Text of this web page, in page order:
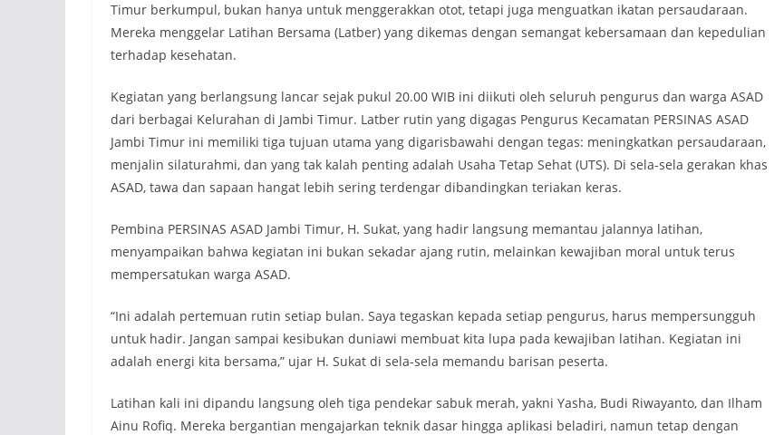
Timur berkumpul, bukan hanya untuk menggerakkan otot, tetapi juga menguatkan ikatan persaudaraan.
Mereka menggelar Latihan Bersama (Latber) yang dikemas dengan semangat kebersamaan dan kepedulian
terhadap kesehatan.
Kegiatan yang berlangsung lancar sejak pukul 20.00 WIB ini diikuti oleh seluruh pengurus dan warga ASAD
dari berbagai Kelurahan di Jambi Timur. Latber rutin yang digagas Pengurus Kecamatan PERSINAS ASAD
Jambi Timur ini memiliki tiga tujuan utama yang digarisbawahi dengan tegas: meningkatkan persaudaraan,
menjalin silaturahmi, dan yang tak kalah penting adalah Usaha Tetap Sehat (UTS). Di sela-sela gerakan khas
ASAD, tawa dan sapaan hangat lebih sering terdengar dibandingkan teriakan keras.
Pembina PERSINAS ASAD Jambi Timur, H. Sukat, yang hadir langsung memantau jalannya latihan,
menyampaikan bahwa kegiatan ini bukan sekadar ajang rutin, melainkan kewajiban moral untuk terus
mempersatukan warga ASAD.
“Ini adalah pertemuan rutin setiap bulan. Saya tegaskan kepada setiap pengurus, harus mempersungguh
untuk hadir. Jangan sampai kesibukan duniawi membuat kita lupa pada kewajiban latihan. Kegiatan ini
adalah energi kita bersama,” ujar H. Sukat di sela-sela memandu barisan peserta.
Latihan kali ini dipandu langsung oleh tiga pendekar sabuk merah, yakni Yasha, Budi Riwayanto, dan Ilham
Ainu Rofiq. Mereka bergantian mengajarkan teknik dasar hingga aplikasi beladiri, namun tetap dengan